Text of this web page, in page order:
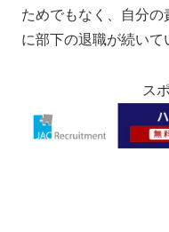
ためでもなく、自分
に部下の退職が続いて
ス